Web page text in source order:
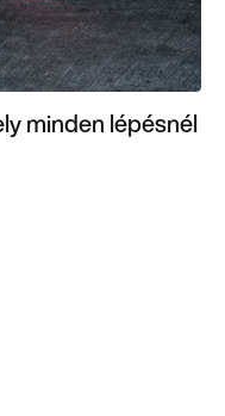
minden lépésnél